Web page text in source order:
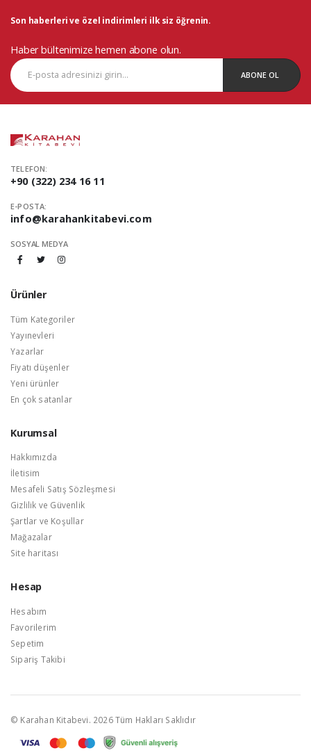
Son haberleri ve özel indirimleri ilk siz öğrenin.
Haber bültenimize hemen abone olun.
ABONE OL
TELEFON:
+90 (322) 234 16 11
E-POSTA:
info@karahankitabevi.com
SOSYAL MEDYA
Ürünler
Tüm Kategoriler
Yayınevleri
Yazarlar
Fiyatı düşenler
Yeni ürünler
En çok satanlar
Kurumsal
Hakkımızda
İletisim
Mesafeli Satış Sözleşmesi
Gizlilik ve Güvenlik
Şartlar ve Koşullar
Mağazalar
Site haritası
Hesap
Hesabım
Favorilerim
Sepetim
Sipariş Takibi
© Karahan Kitabevi. 2026 Tüm Hakları Saklıdır